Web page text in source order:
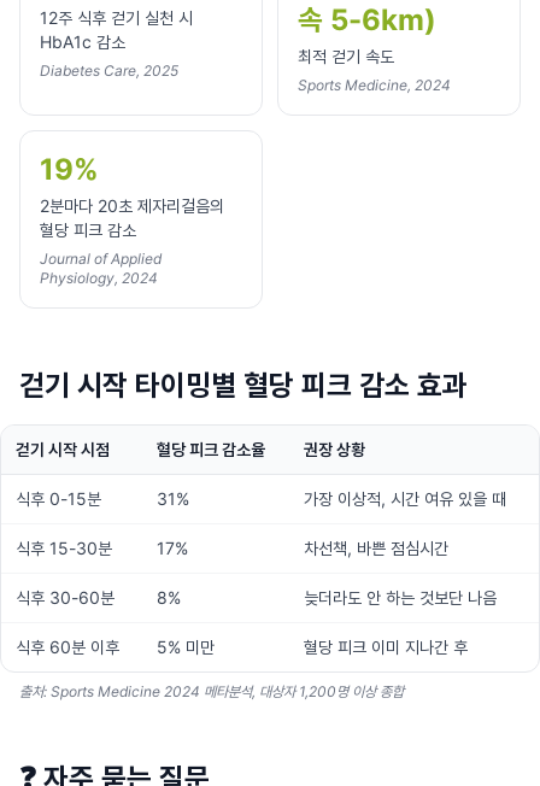
12주 식후 걷기 실천 시
HbA1c 감소
Diabetes Care, 2025
속 5-6km)
최적 걷기 속도
Sports Medicine, 2024
19%
2분마다 20초 제자리걸음의
혈당 피크 감소
Journal of Applied
Physiology, 2024
걷기 시작 타이밍별 혈당 피크 감소 효과
걷기 시작 시점 혈당 피크 감소율 권장 상황
식후 0-15분 31% 가장 이상적, 시간 여유 있을 때
식후 15-30분 17% 차선책, 바쁜 점심시간
식후 30-60분 8% 늦더라도 안 하는 것보단 나음
식후 60분 이후 5% 미만 혈당 피크 이미 지나간 후
출처: Sports Medicine 2024 메타분석, 대상자 1,200명 이상 종합
❓ 자주 묻는 질문